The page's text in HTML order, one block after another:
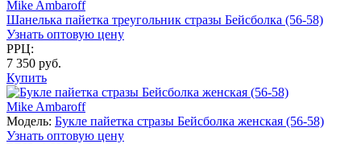
Mike Ambaroff
Шанелька пайетка треугольник стразы Бейсболка (56-58)
Узнать оптовую цену
РРЦ:
7 350 руб.
Купить
Mike Ambaroff
Модель: Букле пайетка стразы Бейсболка женская (56-58)
Узнать оптовую цену